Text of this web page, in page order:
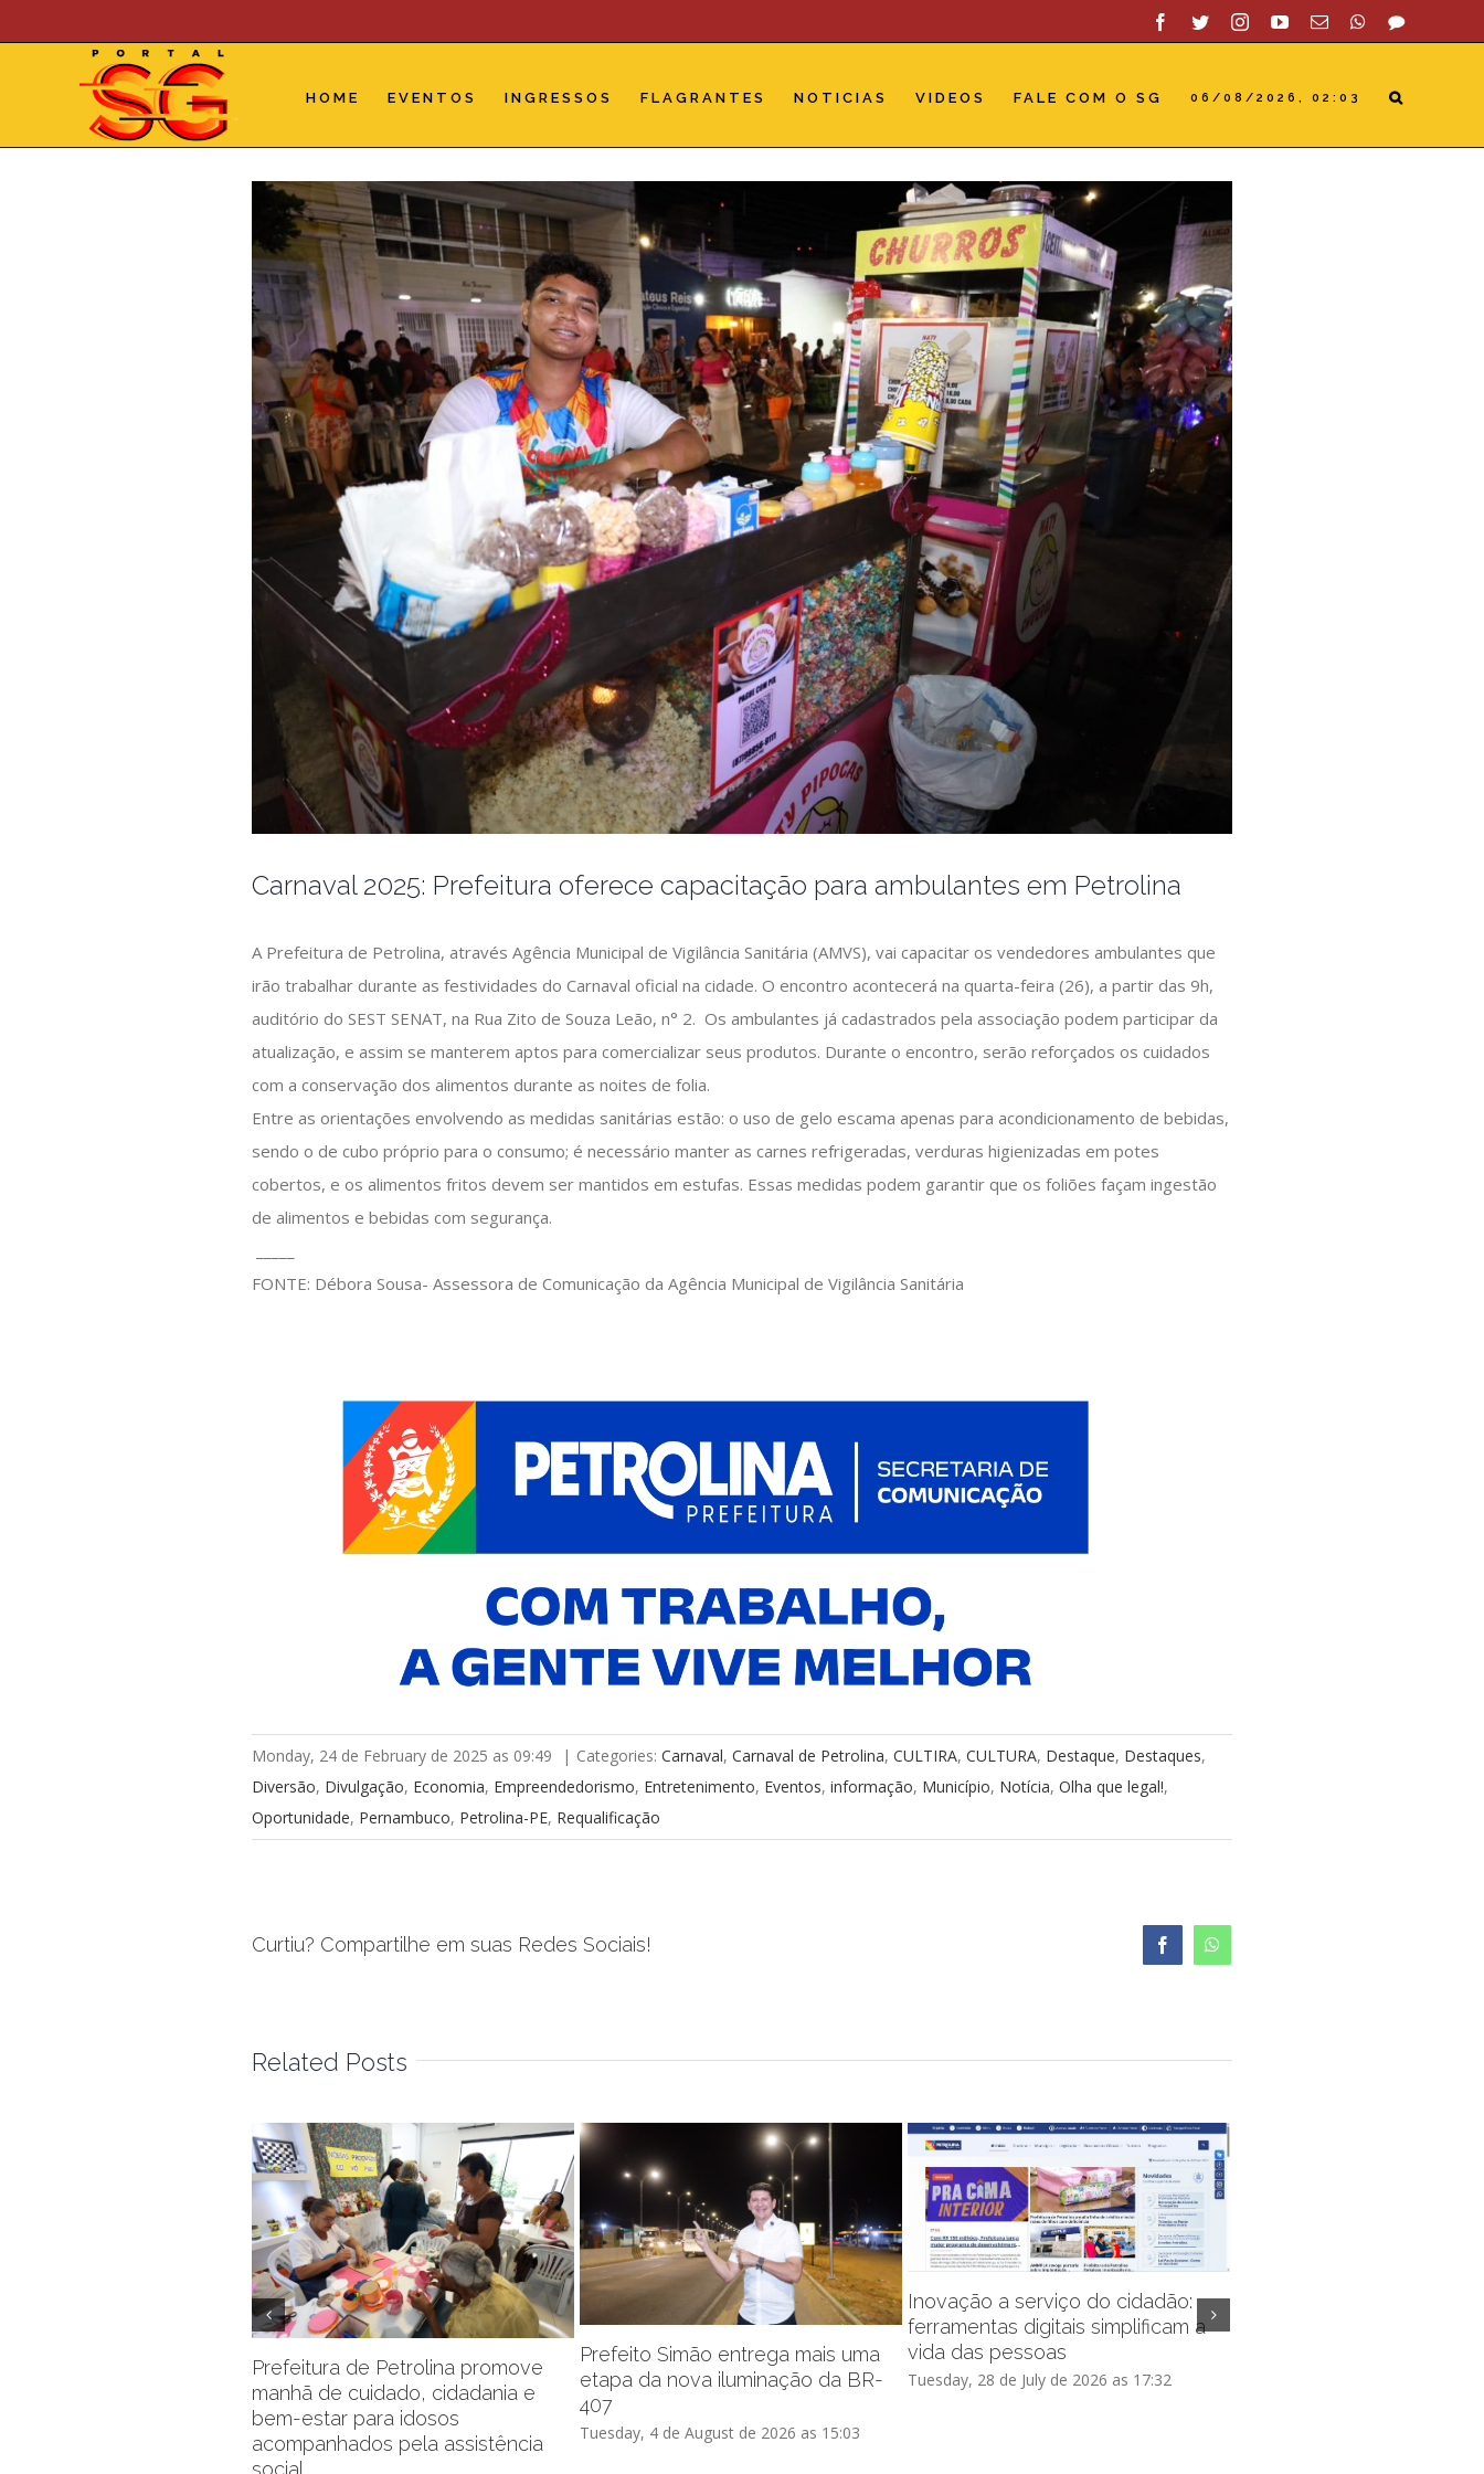
to
Facebook
TwitterInstagramYouTube
Email WhatsApp
SAC
HOME EVENTOS INGRESSOS FLAGRANTES NOTICIAS VIDEOS FALE COM O SG 06/08/2026, 02:03
Carnaval 2025: Prefeitura oferece capacitação para ambulantes em Petrolina
A Prefeitura de Petrolina, através Agência Municipal de Vigilância Sanitária (AMVS), vai capacitar os vendedores ambulantes que
irão trabalhar durante as festividades do Carnaval oficial na cidade. O encontro acontecerá na quarta-feira (26), a partir das 9h,
auditório do SEST SENAT, na Rua Zito de Souza Leão, n° 2. Os ambulantes já cadastrados pela associação podem participar da
atualização, e assim se manterem aptos para comercializar seus produtos. Durante o encontro, serão reforçados os cuidados
com a conservação dos alimentos durante as noites de folia.
Entre as orientações envolvendo as medidas sanitárias estão: o uso de gelo escama apenas para acondicionamento de bebidas,
sendo o de cubo próprio para o consumo; é necessário manter as carnes refrigeradas, verduras higienizadas em potes
cobertos, e os alimentos fritos devem ser mantidos em estufas. Essas medidas podem garantir que os foliões façam ingestão
de alimentos e bebidas com segurança.
FONTE: Débora Sousa- Assessora de Comunicação da Agência Municipal de Vigilância Sanitária
Monday, 24 de February de 2025 as 09:49 | Categories:Carnaval,Carnaval de Petrolina,CULTIRA,CULTURA, Destaque, Destaques,
Diversão, Divulgação, Economia, Empreendedorismo, Entretenimento, Eventos,informação, Município, Notícia,Olha que legal!,
Oportunidade, Pernambuco, Petrolina-PE, Requalificação
Curtiu? Compartilhe em suas Redes Sociais! Facebook
Related Posts
Prefeitura de Petrolina promove
manhã de cuidado, cidadania e
bem-estar para idosos
acompanhados pela assistência
social
Prefeito Simão entrega mais uma
etapa da nova iluminação da BR-
407
Tuesday, 4 de August de 2026 as 15:03
Inovação a serviço do cidadão:
ferramentas digitais simplificam a
vida das pessoas
Tuesday, 28 de July de 2026 as 17:32